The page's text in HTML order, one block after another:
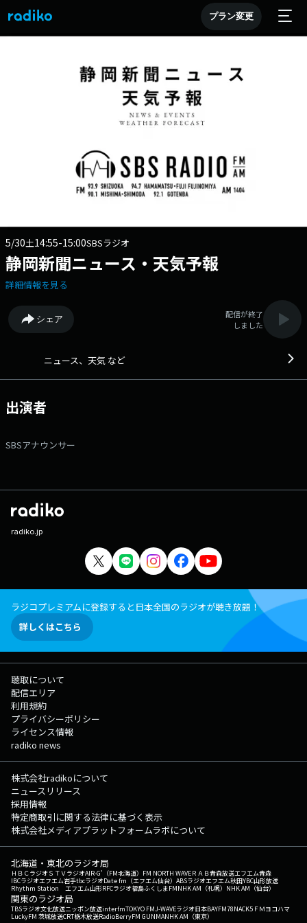
プラン変更
5/30土14:55-15:00SBSラジオ
静岡新聞ニュース・天気予報
詳細情報を見る
シェア
配信が終了
しました
ニュース、天気 など
出演者
SBSアナウンサー
radiko.jp
ラジコプレミアムに登録すると日本全国のラジオが聴き放題！
詳しくはこちら
聴取について
配信エリア
利用規約
プライバシーポリシー
ライセンス情報
radiko news
株式会社radikoについて
ニュースリリース
採用情報
特定商取引に関する法律に基づく表示
株式会社メディアプラットフォームラボについて
北海道・東北のラジオ局
ＨＢＣラジオＳＴＶラジオAIR-G'（FM北海道） FM NORTH WAVEＲＡＢ青森放送エフエム青森
IBCラジオエフエム岩手tbcラジオDate fm（エフエム仙台） ABSラジオエフエム秋田YBC山形放送
Rhythm Station エフエム山形RFCラジオ福島ふくしまFMNHK AM（札幌） NHK AM（仙台）
関東のラジオ局
TBSラジオ文化放送ニッポン放送interfmTOKYO FMJ-WAVEラジオ日本BAYFM78NACK5 ＦＭヨコハマ
LuckyFM 茨城放送CRT栃木放送RadioBerryFM GUNMANHK AM（東京）